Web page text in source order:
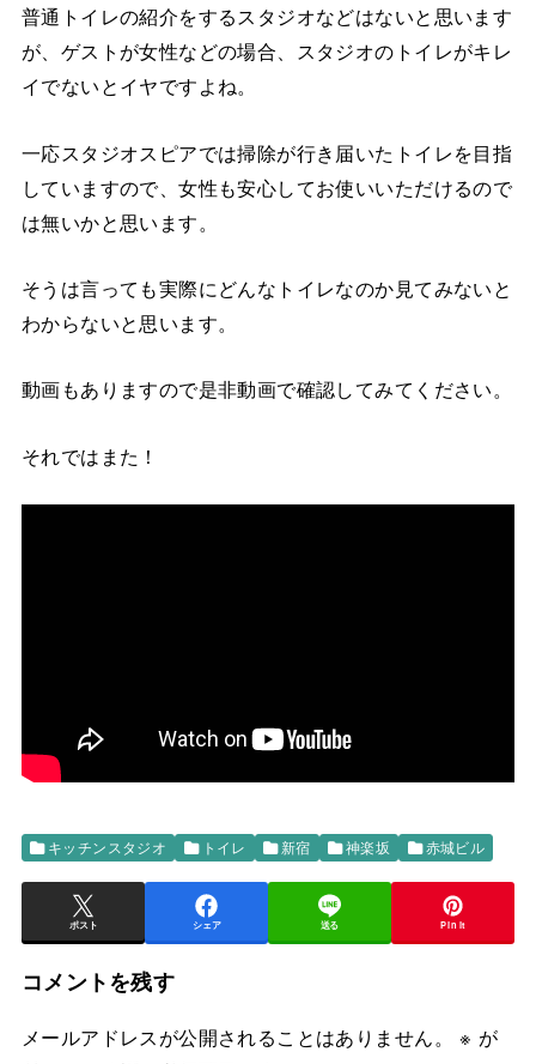
普通トイレの紹介をするスタジオなどはないと思います
が、ゲストが女性などの場合、スタジオのトイレがキレ
イでないとイヤですよね。
一応スタジオスピアでは掃除が行き届いたトイレを目指
していますので、女性も安心してお使いいただけるので
は無いかと思います。
そうは言っても実際にどんなトイレなのか見てみないと
わからないと思います。
動画もありますので是非動画で確認してみてください。
それではまた！
キッチンスタジオ トイレ 新宿 神楽坂 赤城ビル
ポスト シェア 送る Pin it
コメントを残す
メールアドレスが公開されることはありません。 ※ が